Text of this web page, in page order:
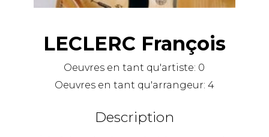
LECLERC François
Oeuvres en tant qu'artiste: 0
Oeuvres en tant qu'arrangeur: 4
Description